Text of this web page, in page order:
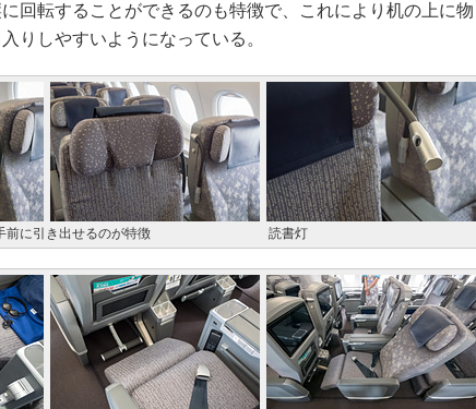
回転することができるのも特徴で、これにより机の上に物
りしやすいようになっている。
前に引き出せるのが特徴 読書灯